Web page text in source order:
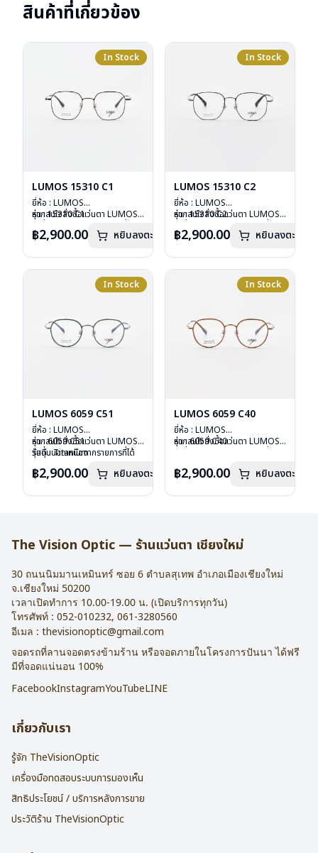
สินค้าที่เกี่ยวข้อง
In Stock
LUMOS 15310 C1
ยี่ห้อ : LUMOS
รุ่น : 15310 C1
เลนส์ : Demo Lens
น้ำหนัก : 16 กรัม
อุปกรณ์ : กล่องแว่น , ผ้าเช็ดแว่น
หากสนใจสั่งชื้อแว่นตา LUMOS
ลงไว้กรุณาติดต่อเราคลิก
฿2,900.00 หยิบลงตะกร้า
In Stock
LUMOS 15310 C2
ยี่ห้อ : LUMOS
รุ่น : 15310 C2
เลนส์ : Demo Lens
น้ำหนัก : 16 กรัม
อุปกรณ์ : กล่องแว่น , ผ้าเช็ดแว่น
หากสนใจสั่งชื้อแว่นตา LUMOS
ลงไว้กรุณาติดต่อเราคลิก
฿2,900.00 หยิบลงตะกร้า
In Stock
LUMOS 6059 C51
ยี่ห้อ : LUMOS
รุ่น : 6059 C51
วัสดุ : Titanium
บานพับ : ไม่มีสปริง
อุปกรณ์ : กล่องแว่น , ผ้าเช็ดแว่น
หากสนใจสั่งชื้อแว่นตา LUMOS
รุ่นอื่นนอกเหนือจากรายการที่ได้
฿2,900.00 หยิบลงตะกร้า
In Stock
LUMOS 6059 C40
ยี่ห้อ : LUMOS
รุ่น : 6059 C40
บานพับ : ไม่มีสปริง
อุปกรณ์ : กล่องแว่น , ผ้าเช็ดแว่น
หากสนใจสั่งชื้อแว่นตา LUMOS
฿2,900.00 หยิบลงตะกร้า
The Vision Optic — ร้านแว่นตา เชียงใหม่
30 ถนนนิมมานเหมินทร์ ซอย 6 ตำบลสุเทพ อำเภอเมืองเชียงใหม่
จ.เชียงใหม่ 50200
เวลาเปิดทำการ 10.00-19.00 น. (เปิดบริการทุกวัน)
โทรศัพท์ : 052-010232, 061-3280560
อีเมล : thevisionoptic@gmail.com
จอดรถที่ลานจอดตรงข้ามร้าน หรือจอดภายในโครงการปันนา ได้ฟรี
มีที่จอดแน่นอน 100%
FacebookInstagramYouTubeLINE
เกี่ยวกับเรา
รู้จัก TheVisionOptic
เครื่องมือทดสอบระบบการมองเห็น
สิทธิประโยชน์ / บริการหลังการขาย
ประวัติร้าน TheVisionOptic